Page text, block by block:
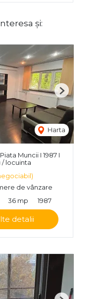
și:
Harta
Next
Muncii I 1987 I
/ locuinta
de vânzare
36 mp 1987
detalii